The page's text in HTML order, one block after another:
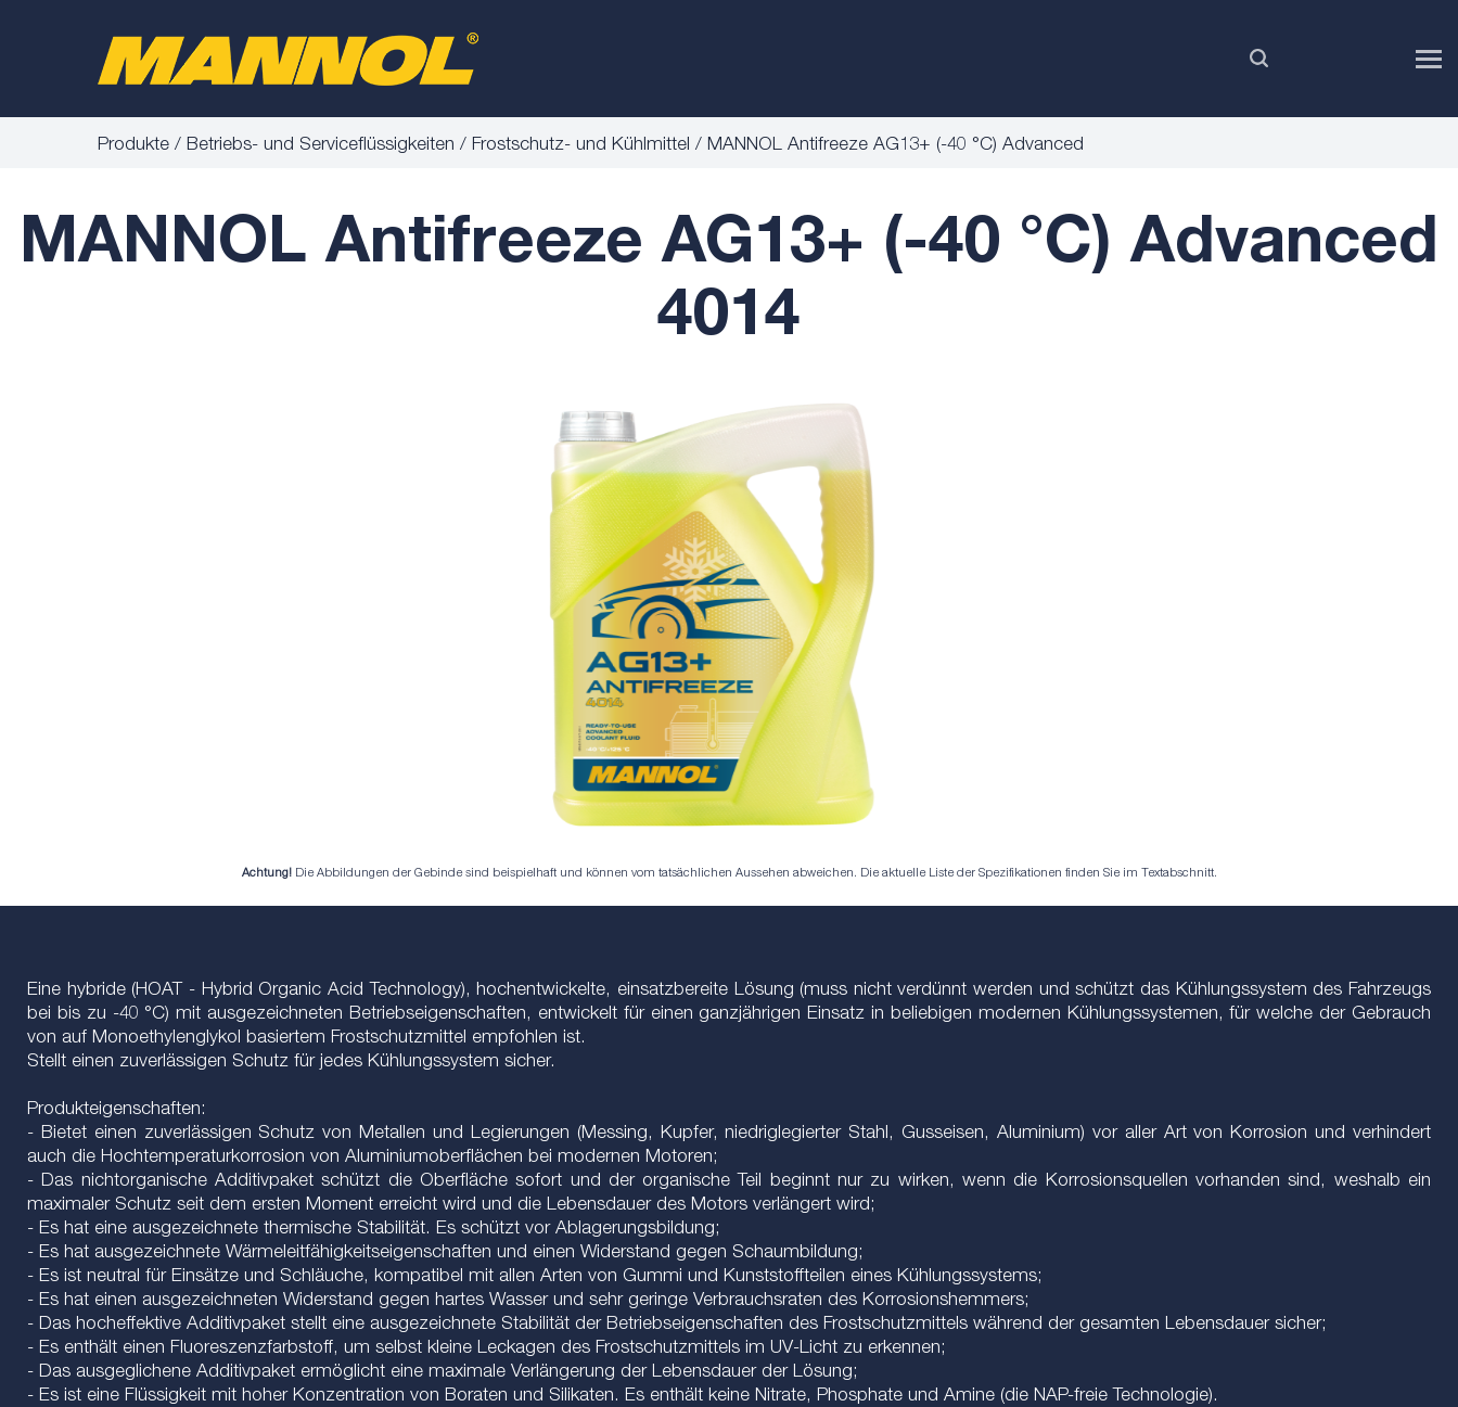
Produkte Betriebs- und Serviceflüssigkeiten Frostschutz- und Kühlmittel MANNOL Antifreeze AG13+ (-40 °C) Advanced
MANNOL Antifreeze AG13+ (-40 °C) Advanced
4014
Achtung! Die Abbildungen der Gebinde sind beispielhaft und können vom tatsächlichen Aussehen abweichen. Die aktuelle Liste der Spezifikationen finden Sie im Textabschnitt.
Eine hybride (HOAT - Hybrid Organic Acid Technology), hochentwickelte, einsatzbereite Lösung (muss nicht verdünnt werden und schützt das Kühlungssystem des Fahrzeugs
bei bis zu -40 °С) mit ausgezeichneten Betriebseigenschaften, entwickelt für einen ganzjährigen Einsatz in beliebigen modernen Kühlungssystemen, für welche der Gebrauch
von auf Monoethylenglykol basiertem Frostschutzmittel empfohlen ist.
Stellt einen zuverlässigen Schutz für jedes Kühlungssystem sicher.
Produkteigenschaften:
- Bietet einen zuverlässigen Schutz von Metallen und Legierungen (Messing, Kupfer, niedriglegierter Stahl, Gusseisen, Aluminium) vor aller Art von Korrosion und verhindert
auch die Hochtemperaturkorrosion von Aluminiumoberflächen bei modernen Motoren;
- Das nichtorganische Additivpaket schützt die Oberfläche sofort und der organische Teil beginnt nur zu wirken, wenn die Korrosionsquellen vorhanden sind, weshalb ein
maximaler Schutz seit dem ersten Moment erreicht wird und die Lebensdauer des Motors verlängert wird;
- Es hat eine ausgezeichnete thermische Stabilität. Es schützt vor Ablagerungsbildung;
- Es hat ausgezeichnete Wärmeleitfähigkeitseigenschaften und einen Widerstand gegen Schaumbildung;
- Es ist neutral für Einsätze und Schläuche, kompatibel mit allen Arten von Gummi und Kunststoffteilen eines Kühlungssystems;
- Es hat einen ausgezeichneten Widerstand gegen hartes Wasser und sehr geringe Verbrauchsraten des Korrosionshemmers;
- Das hocheffektive Additivpaket stellt eine ausgezeichnete Stabilität der Betriebseigenschaften des Frostschutzmittels während der gesamten Lebensdauer sicher;
- Es enthält einen Fluoreszenzfarbstoff, um selbst kleine Leckagen des Frostschutzmittels im UV-Licht zu erkennen;
- Das ausgeglichene Additivpaket ermöglicht eine maximale Verlängerung der Lebensdauer der Lösung;
- Es ist eine Flüssigkeit mit hoher Konzentration von Boraten und Silikaten. Es enthält keine Nitrate, Phosphate und Amine (die NAP-freie Technologie).